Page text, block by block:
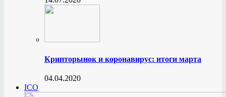
Крипторынок и коронавирус: итоги марта
04.04.2020
ICO